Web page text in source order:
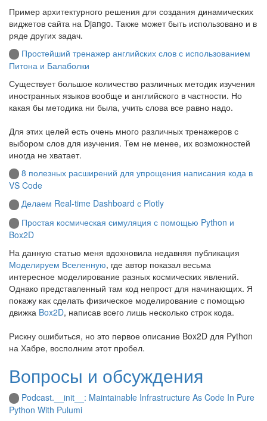
Пример архитектурного решения для создания динамических
виджетов сайта на Django. Также может быть использовано и в
ряде других задач.
Простейший тренажер английских слов с использованием
Питона и Балаболки
Существует большое количество различных методик изучения
иностранных языков вообще и английского в частности. Но
какая бы методика ни была, учить слова все равно надо.
Для этих целей есть очень много различных тренажеров с
выбором слов для изучения. Тем не менее, их возможностей
иногда не хватает.
8 полезных расширений для упрощения написания кода в
VS Code
Делаем Real-time Dashboard с Plotly
Простая космическая симуляция с помощью Python и
Box2D
На данную статью меня вдохновила недавняя публикация
Моделируем Вселенную, где автор показал весьма
интересное моделирование разных космических явлений.
Однако представленный там код непрост для начинающих. Я
покажу как сделать физическое моделирование с помощью
движка Box2D, написав всего лишь несколько строк кода.
Рискну ошибиться, но это первое описание Box2D для Python
на Хабре, восполним этот пробел.
Вопросы и обсуждения
Podcast.__init__: Maintainable Infrastructure As Code In Pure
Python With Pulumi